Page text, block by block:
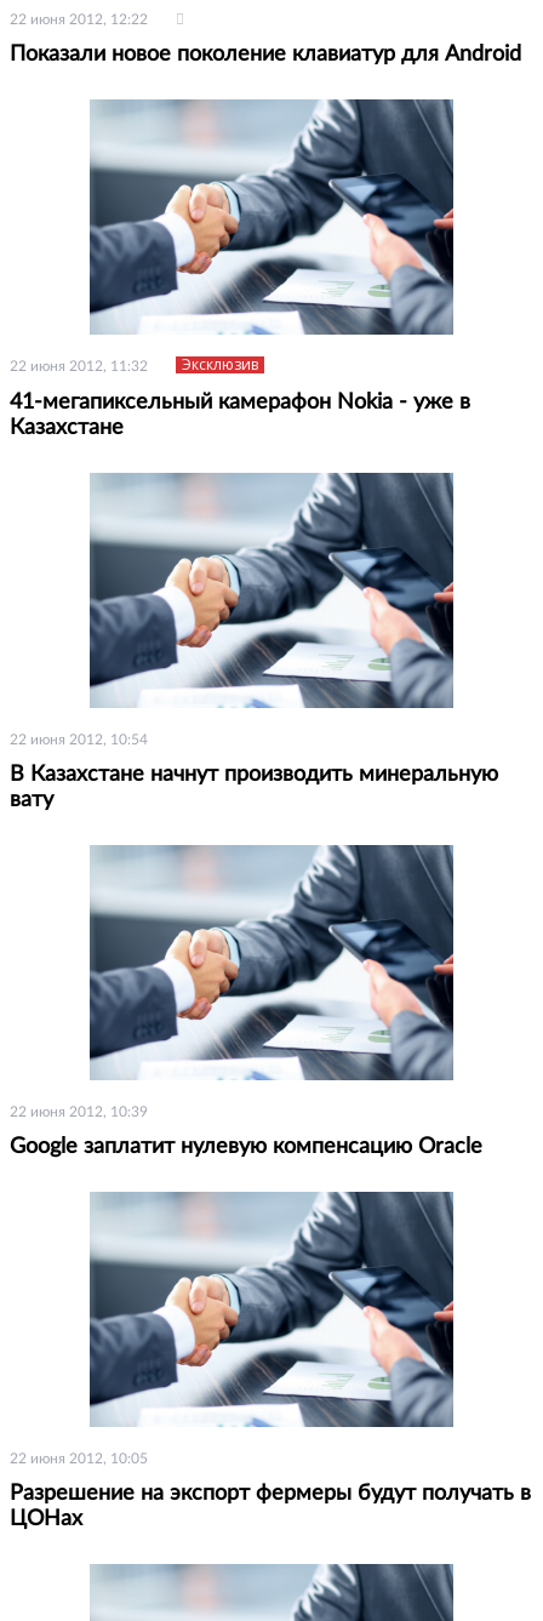
22 июня 2012, 12:22
Показали новое поколение клавиатур для Android
22 июня 2012, 11:32 Эксклюзив
41-мегапиксельный камерафон Nokia - уже в
Казахстане
22 июня 2012, 10:54
В Казахстане начнут производить минеральную
вату
22 июня 2012, 10:39
Google заплатит нулевую компенсацию Oracle
22 июня 2012, 10:05
Разрешение на экспорт фермеры будут получать в
ЦОНах